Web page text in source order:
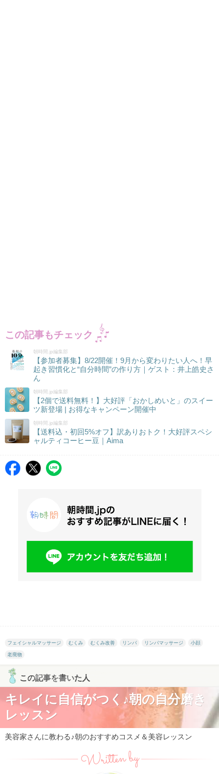
この記事もチェック
朝時間.jp編集部
【参加者募集】8/22開催！9月から変わりたい人へ！早
起き習慣化と“自分時間”の作り方｜ゲスト：井上皓史さ
ん
朝時間.jp編集部
【2個で送料無料！】大好評「おかしめいと」のスイー
ツ新登場 | お得なキャンペーン開催中
朝時間.jp編集部
【送料込・初回5%オフ】訳ありおトク！大好評スペシ
ャルティコーヒー豆｜Aima
フェイシャルマッサージ むくみ むくみ改善 リンパ リンパマッサージ 小顔
老廃物
この記事を書いた人
キレイに自信がつく♪朝の自分磨き
レッスン
美容家さんに教わる♪朝のおすすめコスメ＆美容レッスン
Written by